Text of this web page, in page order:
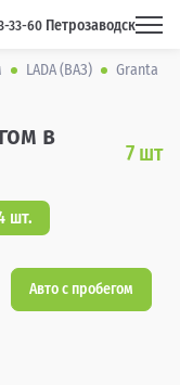
33-60 Петрозаводск
LADA (ВАЗ) Granta
в
7 шт
шт.
Авто с пробегом